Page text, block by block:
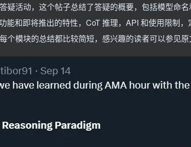
疑活动，这个帖子总结了答疑的概要，包括模型命
能和即将推出的特性，CoT 推理，API 和使用限制
模块的总结都比较简短，感兴趣的读者可以参见原